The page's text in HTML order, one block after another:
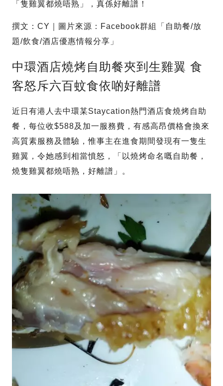
「隻雞翼都燒唔熟」，真係好離譜！
撰文：CY｜圖片來源：Facebook群組「自助餐/放
題/飲食/酒店優惠情報分享」
中環酒店燒烤自助餐夾到生雞翼 食
客怒斥六百蚊食依啲好離譜
近日有港人去中環某Staycation熱門酒店食燒烤自助
餐，每位收$588及加一服務費，有感高昂價格會換來
高質素服務及體驗，惟事主在進食期間發現有一隻生
雞翼，令她感到相當憤怒，「以燒烤命名嘅自助餐，
燒隻雞翼都燒唔熟，好離譜」。